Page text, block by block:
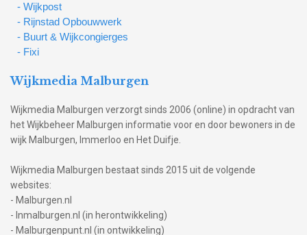
- Wijkpost
- Rijnstad Opbouwwerk
- Buurt & Wijkcongierges
- Fixi
Wijkmedia Malburgen
Wijkmedia Malburgen verzorgt sinds 2006 (online) in opdracht van
het Wijkbeheer Malburgen informatie voor en door bewoners in de
wijk Malburgen, Immerloo en Het Duifje.
Wijkmedia Malburgen bestaat sinds 2015 uit de volgende
websites:
- Malburgen.nl
- Inmalburgen.nl (in herontwikkeling)
- Malburgenpunt.nl (in ontwikkeling)